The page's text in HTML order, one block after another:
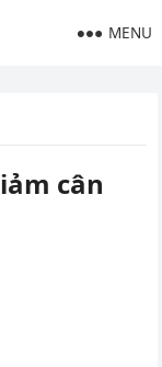
MENU
cân